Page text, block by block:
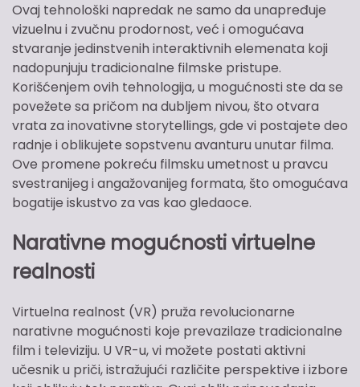
Ovaj tehnološki napredak ne samo da unapređuje
vizuelnu i zvučnu prodornost, već i omogućava
stvaranje jedinstvenih interaktivnih elemenata koji
nadopunjuju tradicionalne filmske pristupe.
Korišćenjem ovih tehnologija, u mogućnosti ste da se
povežete sa pričom na dubljem nivou, što otvara
vrata za inovativne storytellings, gde vi postajete deo
radnje i oblikujete sopstvenu avanturu unutar filma.
Ove promene pokreću filmsku umetnost u pravcu
svestranijeg i angažovanijeg formata, što omogućava
bogatije iskustvo za vas kao gledaoce.
Narativne mogućnosti virtuelne
realnosti
Virtuelna realnost (VR) pruža revolucionarne
narativne mogućnosti koje prevazilaze tradicionalne
film i televiziju. U VR-u, vi možete postati aktivni
učesnik u priči, istražujući različite perspektive i izbore